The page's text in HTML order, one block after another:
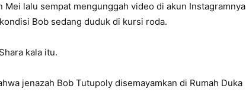
Mei lalu sempat mengunggah video di akun Instagramnya
Bob sedang duduk di kursi roda.
kala itu.
jenazah Bob Tutupoly disemayamkan di Rumah Duka